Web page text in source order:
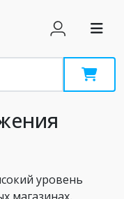
уровень